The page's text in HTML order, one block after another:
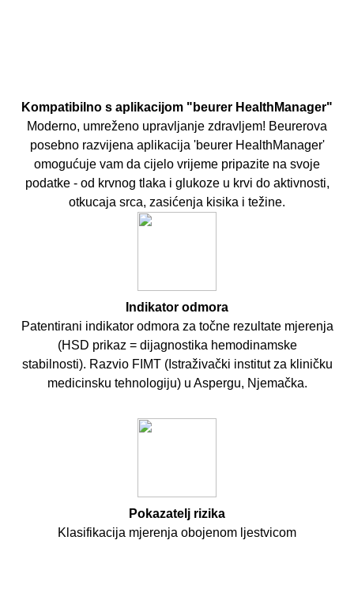
Kompatibilno s aplikacijom "beurer HealthManager"
Moderno, umreženo upravljanje zdravljem! Beurerova
posebno razvijena aplikacija 'beurer HealthManager'
omogućuje vam da cijelo vrijeme pripazite na svoje
podatke - od krvnog tlaka i glukoze u krvi do aktivnosti,
otkucaja srca, zasićenja kisika i težine.
Indikator odmora
Patentirani indikator odmora za točne rezultate mjerenja
(HSD prikaz = dijagnostika hemodinamske
stabilnosti). Razvio FIMT (Istraživački institut za kliničku
medicinsku tehnologiju) u Aspergu, Njemačka.
Pokazatelj rizika
Klasifikacija mjerenja obojenom ljestvicom